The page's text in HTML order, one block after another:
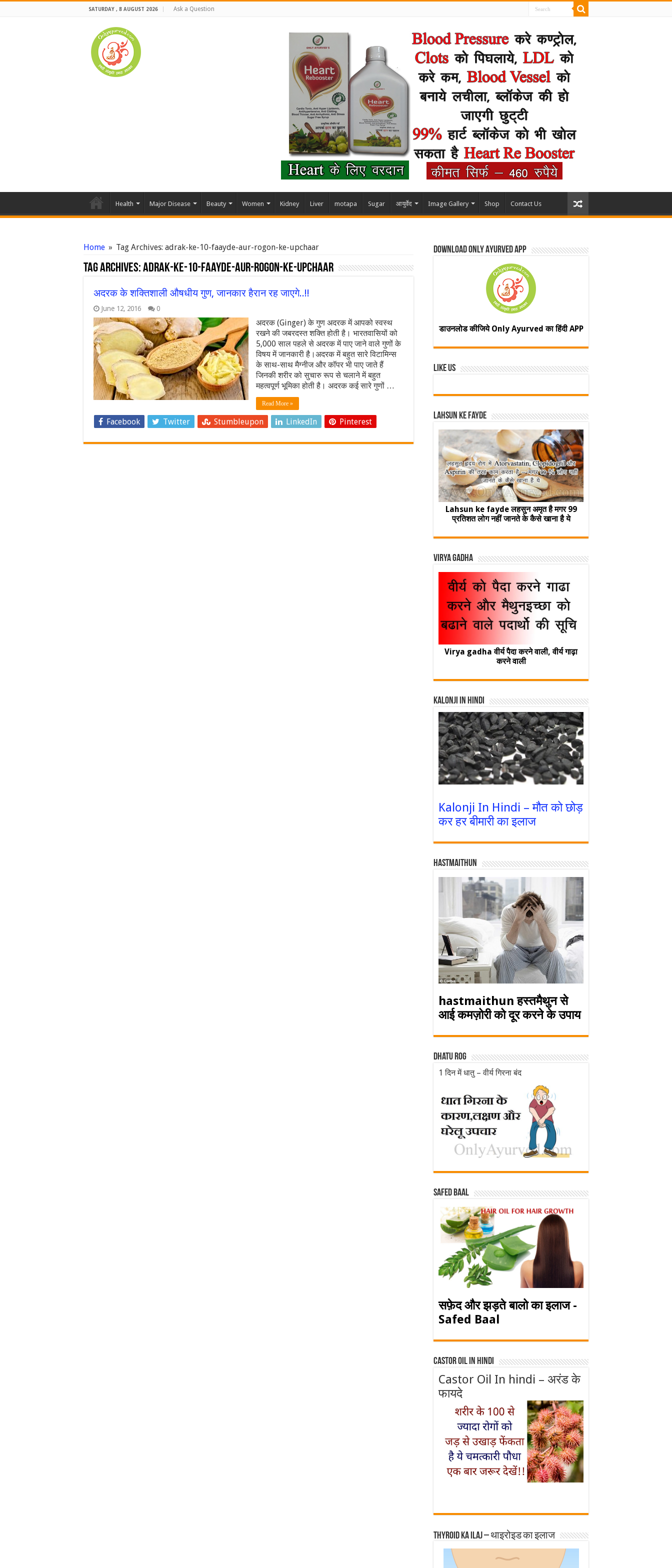
SATURDAY , 8 AUGUST 2026 Ask a Question
Health Major Disease Beauty Women Kidney Liver motapa Sugar आयुर्वेद Image Gallery Shop Contact Us
Home » Tag Archives: adrak-ke-10-faayde-aur-rogon-ke-upchaar
Tag Archives:adrak-ke-10-faayde-aur-rogon-ke-upchaar
अदरक के शक्तिशाली औषधीय गुण, जानकार हैरान रह जाएगे..!!
June 12, 2016 0
अदरक (Ginger) के गुण अदरक में आपको स्वस्थ
रखने की जबरदस्त शक्ति होती है। भारतवासियों को
5,000 साल पहले से अदरक में पाए जाने वाले गुणों के
विषय में जानकारी है।अदरक में बहुत सारे विटामिन्स
के साथ-साथ मैग्नीज और कॉपर भी पाए जाते हैं
जिनकी शरीर को सुचारु रूप से चलाने में बहुत
महत्वपूर्ण भूमिका होती है। अदरक कई सारे गुणों …
Read More »
Facebook Twitter Stumbleupon LinkedIn Pinterest
Download Only Ayurved App
डाउनलोड कीजिये Only Ayurved का हिंदी APP
Like Us
Lahsun ke fayde
Lahsun ke fayde लहसुन अमृत है मगर 99
प्रतिशत लोग नहीं जानते के कैसे खाना है ये
Virya Gadha
Virya gadha वीर्य पैदा करने वाली, वीर्य गाढ़ा
करने वाली
Kalonji In Hindi
Kalonji In Hindi – मौत को छोड़
कर हर बीमारी का इलाज
Hastmaithun
hastmaithun हस्तमैथुन से
आई कमज़ोरी को दूर करने के उपाय
Dhatu rog
1 दिन में धातु – वीर्य गिरना बंद
Safed baal
सफ़ेद और झड़ते बालो का इलाज -
Safed Baal
Castor Oil In Hindi
Castor Oil In hindi – अरंड के
फायदे
Thyroid ka ilaj – थाइरोइड का इलाज